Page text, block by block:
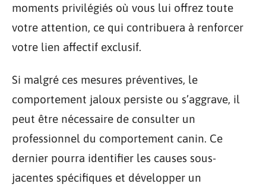
moments privilégiés où vous lui offrez toute
votre attention, ce qui contribuera à renforcer
votre lien affectif exclusif.
Si malgré ces mesures préventives, le
comportement jaloux persiste ou s’aggrave, il
peut être nécessaire de consulter un
professionnel du comportement canin. Ce
dernier pourra identifier les causes sous-
jacentes spécifiques et développer un